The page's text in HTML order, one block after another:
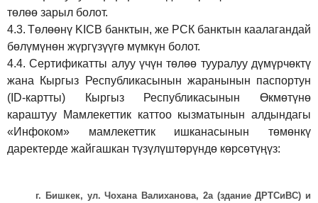
төлөө зарыл болот.
4.3. Төлөөнү KICB банктын, же РСК банктын каалагандай
бөлүмүнөн жүргүзүүгө мүмкүн болот.
4.4.Сертификатты алуу үчүн төлөө тууралуу дүмүрчөктү
жана Кыргыз Республикасынын жаранынын паспортун
(ID-картты) Кыргыз Республикасынын Өкмөтүнө
караштуу Мамлекеттик каттоо кызматынын алдындагы
«Инфоком» мамлекеттик ишканасынын төмөнкү
даректерде жайгашкан түзүлүштөрүндө көрсөтүңүз:
г. Бишкек, ул. Чохана Валиханова, 2а (здание ДРТСиВС) и